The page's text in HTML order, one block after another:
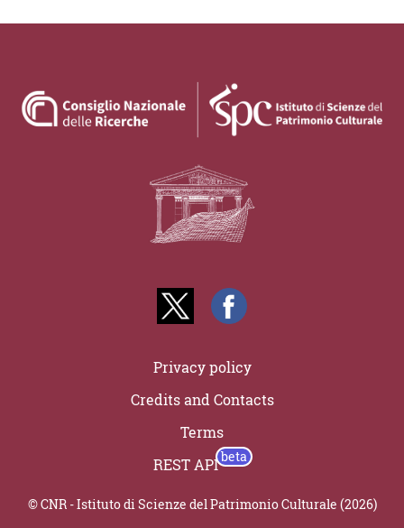
Privacy policy
Credits and Contacts
Terms
REST API
© CNR - Istituto di Scienze del Patrimonio Culturale (2026)